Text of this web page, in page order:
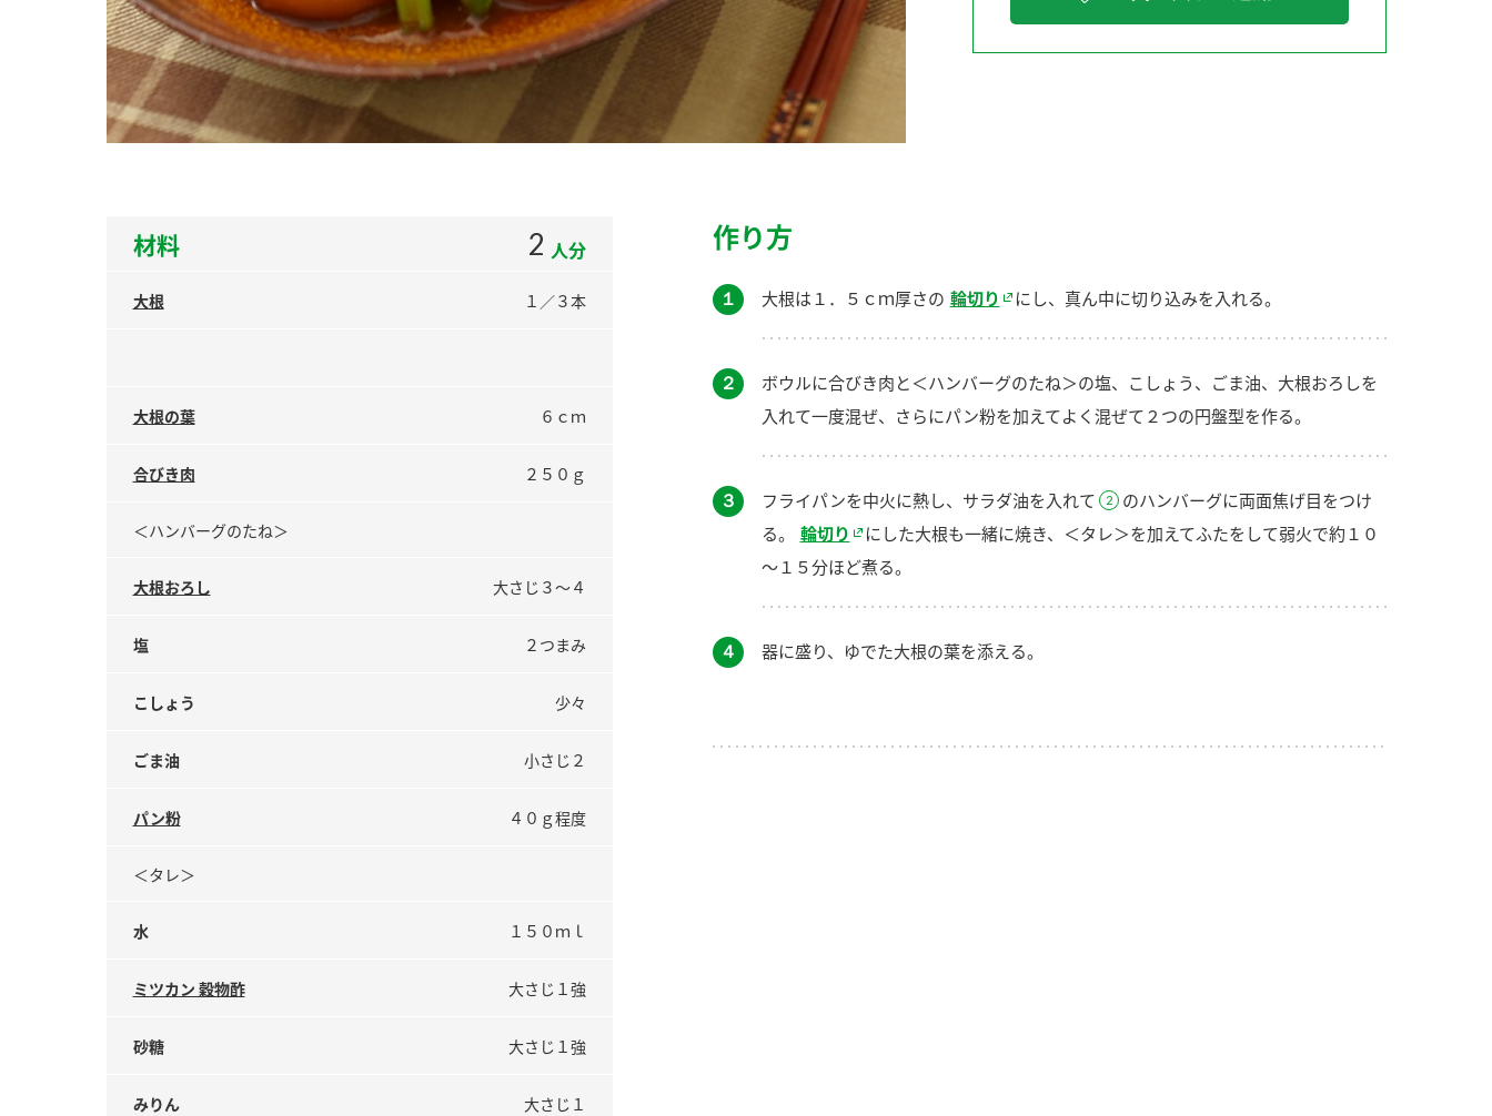
材料 2 人分
大根 １／３本
大根の葉 ６ｃｍ
合びき肉 ２５０ｇ
＜ハンバーグのたね＞
大根おろし 大さじ３～４
塩 ２つまみ
こしょう 少々
ごま油 小さじ２
パン粉 ４０ｇ程度
＜タレ＞
水 １５０ｍｌ
ミツカン 穀物酢 大さじ１強
砂糖 大さじ１強
みりん 大さじ１
作り方
１ 大根は１．５ｃｍ厚さの 輪切り にし、真ん中に切り込みを入れる。
２
ボウルに合びき肉と＜ハンバーグのたね＞の塩、こしょう、ごま油、大根おろしを
入れて一度混ぜ、さらにパン粉を加えてよく混ぜて２つの円盤型を作る。
３ フライパンを中火に熱し、サラダ油を入れて
のハンバーグに両面焦げ目をつけ
る。
輪切り
にした大根も一緒に焼き、＜タレ＞を加えてふたをして弱火で約１０
～１５分ほど煮る。
４ 器に盛り、ゆでた大根の葉を添える。